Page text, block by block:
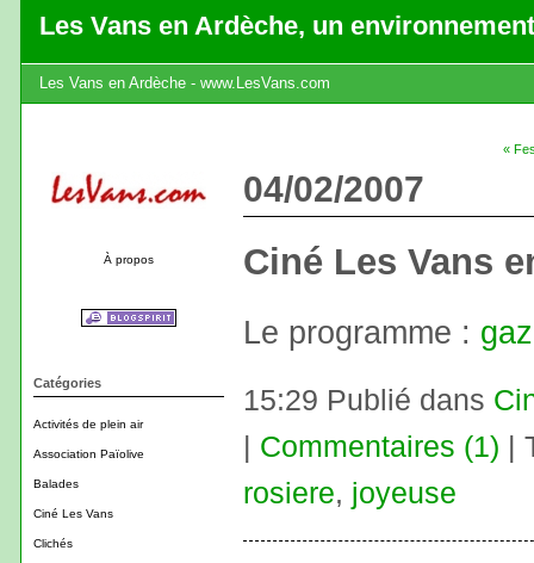
Les Vans en Ardèche, un
Les Vans en Ardèche - www.LesVans.com
À propos
Catégories
Activités de plein air
Association Païolive
Balades
Ciné Les Vans
Clichés
«
04/02/2007
Ciné Les Vans
Le programme :
15:29 Publié dans
Commentaires (1) |
rosiere, joyeuse